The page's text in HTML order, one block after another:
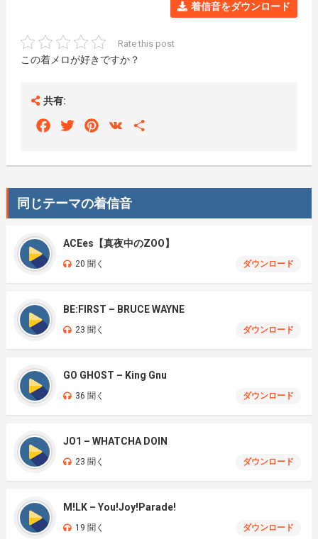
着信音をダウンロード
Rate this post
この着メロが好きですか？
共有:
FacebookTwitterPinterest
VK
同じテーマの着信音
ACEes【真夜中のZOO】
20 聞く ダウンロード
BE:FIRST – BRUCE WAYNE
23 聞く ダウンロード
GO GHOST – King Gnu
36 聞く ダウンロード
JO1 – WHATCHA DOIN
23 聞く ダウンロード
M!LK – You!Joy!Parade!
19 聞く ダウンロード